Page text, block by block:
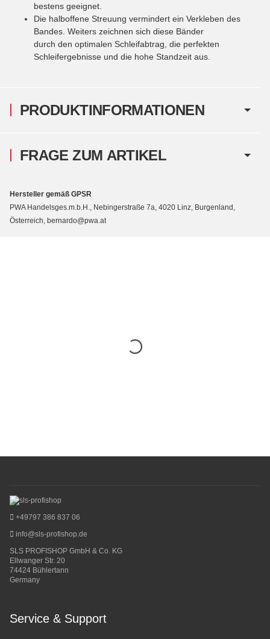
PRODUKTINFORMATIONEN
bestens geeignet.
Die halboffene Streuung vermindert ein Verkleben des
Bandes. Weiters zeichnen sich diese Bänder
durch den optimalen Schleifabtrag, die perfekten
Schleifergebnisse und die hohe Standzeit aus.
FRAGE ZUM ARTIKEL
Hersteller gemäß GPSR
PWA Handelsges.m.b.H., Nebingerstraße 7a, 4020 Linz, Burgenland,
Österreich, bernardo@pwa.at
+49797 386 837 06
info@sls-profishop.de
SLS PROFISHOP GmbH & Co. KG
Ellwanger Str. 20
74424 Bühlertann
Germany
Service & Support